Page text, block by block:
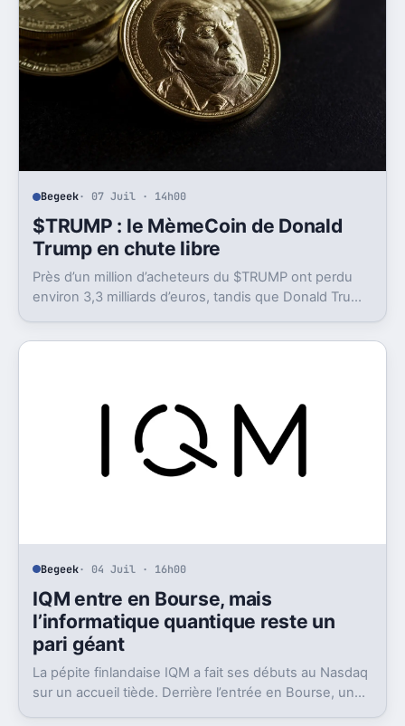
Begeek· 07 Juil · 14h00
$TRUMP : le MèmeCoin de Donald
Trump en chute libre
Près d’un million d’acheteurs du $TRUMP ont perdu
environ 3,3 milliards d’euros, tandis que Donald Trump
Begeek· 04 Juil · 16h00
IQM entre en Bourse, mais
l’informatique quantique reste un
pari géant
La pépite finlandaise IQM a fait ses débuts au Nasdaq
sur un accueil tiède. Derrière l’entrée en Bourse, un